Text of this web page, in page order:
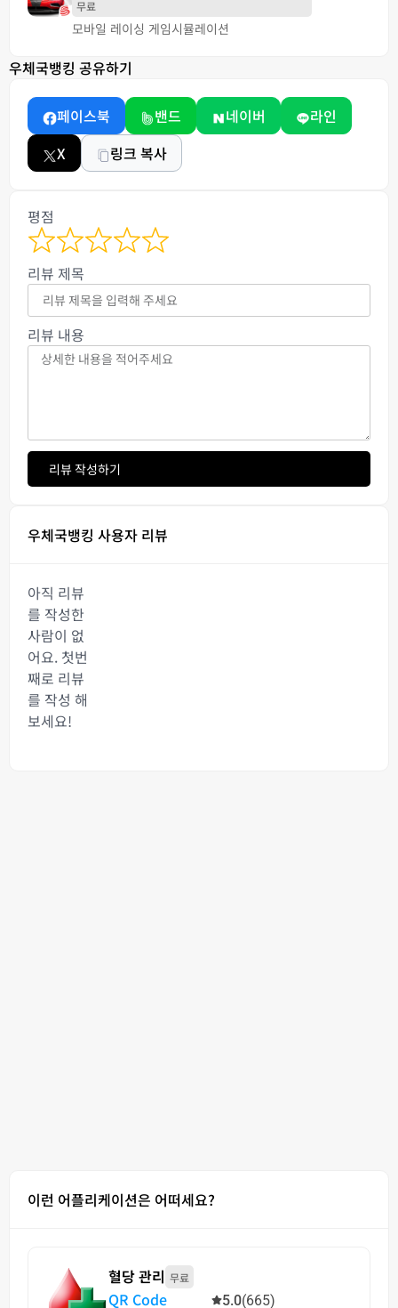
무료
모바일 레이싱 게임시뮬레이션
우체국뱅킹 공유하기
페이스북 밴드 네이버
라인
X
링크 복사
평점
리뷰 제목
리뷰 내용
리뷰 작성하기
우체국뱅킹 사용자 리뷰
아직 리뷰
를 작성한
사람이 없
어요. 첫번
째로 리뷰
를 작성 해
보세요!
이런 어플리케이션은 어떠세요?
혈당 관리 무료
QR Code
5.0(665)